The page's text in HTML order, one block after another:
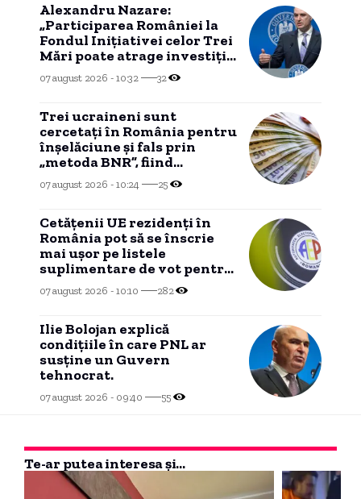
Alexandru Nazare:
„Participarea României la
Fondul Inițiativei celor Trei
Mări poate atrage investiții
private în infrastructură”
07 august 2026 - 10:32 32
Trei ucraineni sunt
cercetați în România pentru
înșelăciune și fals prin
„metoda BNR”, fiind
surprinși în flagrant de
anchetatori.
07 august 2026 - 10:24 25
Cetățenii UE rezidenți în
România pot să se înscrie
mai ușor pe listele
suplimentare de vot pentru
europarlamentare, conform
propunerii AEP.
07 august 2026 - 10:10 282
Ilie Bolojan explică
condițiile în care PNL ar
susține un Guvern
tehnocrat.
07 august 2026 - 09:40 55
Te-ar putea interesa și...